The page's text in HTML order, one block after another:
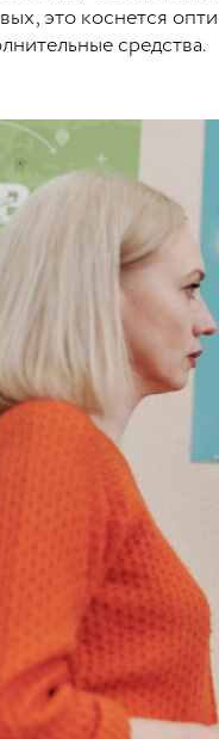
это коснется
средства.